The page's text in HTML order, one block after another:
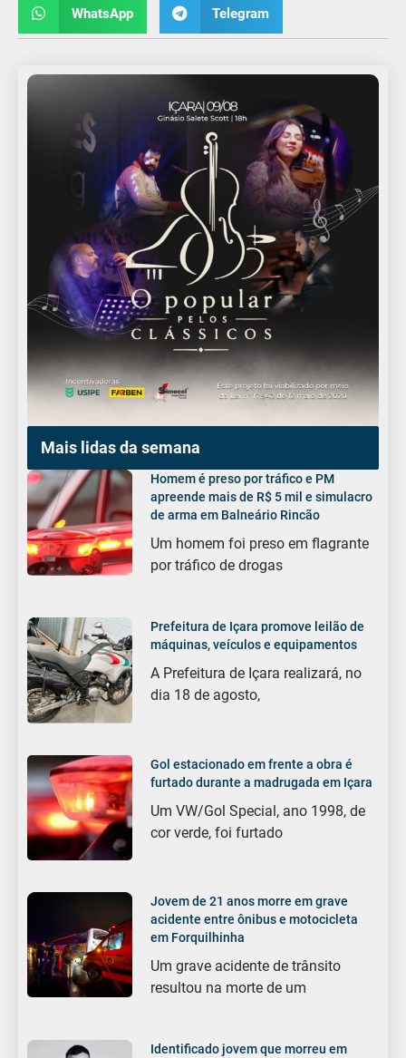
WhatsApp Telegram
Mais lidas da semana
Homem é preso por tráfico e PM
apreende mais de R$ 5 mil e simulacro
de arma em Balneário Rincão
Um homem foi preso em flagrante
por tráfico de drogas
Prefeitura de Içara promove leilão de
máquinas, veículos e equipamentos
A Prefeitura de Içara realizará, no
dia 18 de agosto,
Gol estacionado em frente a obra é
furtado durante a madrugada em Içara
Um VW/Gol Special, ano 1998, de
cor verde, foi furtado
Jovem de 21 anos morre em grave
acidente entre ônibus e motocicleta
em Forquilhinha
Um grave acidente de trânsito
resultou na morte de um
Identificado jovem que morreu em